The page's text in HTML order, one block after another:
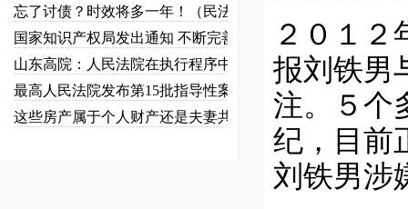
忘了讨债？时效将多一年！（民法草…
国家知识产权局发出通知 不断完善…
山东高院：人民法院在执行程序中可…
最高人民法院发布第15批指导性案…
这些房产属于个人财产还是夫妻共同…
２０１
报刘铁男
注。５个
纪，目前
刘铁男涉